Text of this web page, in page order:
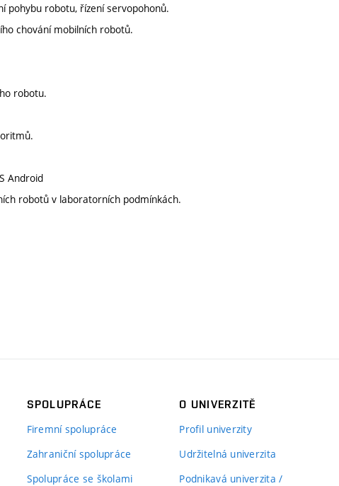
pohybu robotu, řízení servopohonů.
chování mobilních robotů.
robotu.
Android
robotů v laboratorních podmínkách.
SPOLUPRÁCE
Firemní spolupráce
Zahraniční spolupráce
Spolupráce se školami
O UNIVERZITĚ
Profil univerzity
Udržitelná univerzita
Podnikavá univerzita /